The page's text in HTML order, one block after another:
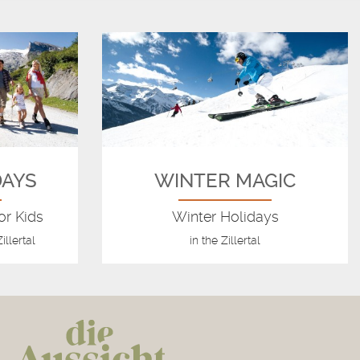
Kids
WINTER MAGIC
Winter Holidays
in the Zillertal